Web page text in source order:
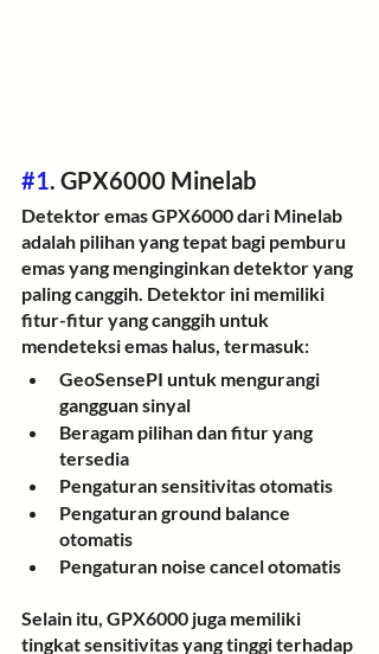
#1. GPX6000 Minelab
Detektor emas GPX6000 dari Minelab
adalah pilihan yang tepat bagi pemburu
emas yang menginginkan detektor yang
paling canggih. Detektor ini memiliki
fitur-fitur yang canggih untuk
mendeteksi emas halus, termasuk:
GeoSensePI untuk mengurangi
gangguan sinyal
Beragam pilihan dan fitur yang
tersedia
Pengaturan sensitivitas otomatis
Pengaturan ground balance
otomatis
Pengaturan noise cancel otomatis
Selain itu, GPX6000 juga memiliki
tingkat sensitivitas yang tinggi terhadap